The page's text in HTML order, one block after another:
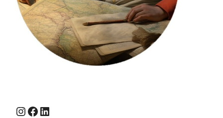
Instagram
Facebook
LinkedIn